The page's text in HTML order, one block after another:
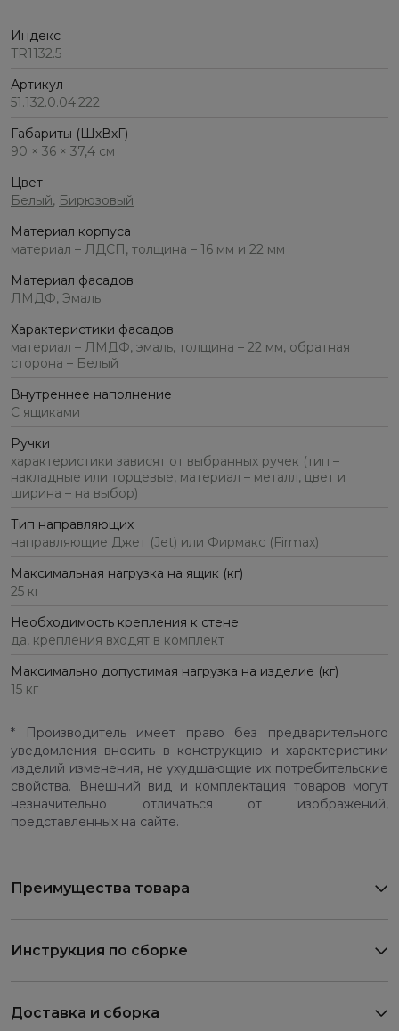
Индекс
TR1132.5
Артикул
51.132.0.04.222
Габариты (ШхВхГ)
90 × 36 × 37,4 см
Цвет
Белый, Бирюзовый
Материал корпуса
материал – ЛДСП, толщина – 16 мм и 22 мм
Материал фасадов
ЛМДФ, Эмаль
Характеристики фасадов
материал – ЛМДФ, эмаль, толщина – 22 мм, обратная
сторона – Белый
Внутреннее наполнение
С ящиками
Ручки
характеристики зависят от выбранных ручек (тип –
накладные или торцевые, материал – металл, цвет и
ширина – на выбор)
Тип направляющих
направляющие Джет (Jet) или Фирмакс (Firmax)
Максимальная нагрузка на ящик (кг)
25 кг
Необходимость крепления к стене
да, крепления входят в комплект
Максимально допустимая нагрузка на изделие (кг)
15 кг
* Производитель имеет право без предварительного
уведомления вносить в конструкцию и характеристики
изделий изменения, не ухудшающие их потребительские
свойства. Внешний вид и комплектация товаров могут
незначительно отличаться от изображений,
представленных на сайте.
Преимущества товара
Инструкция по сборке
Доставка и сборка